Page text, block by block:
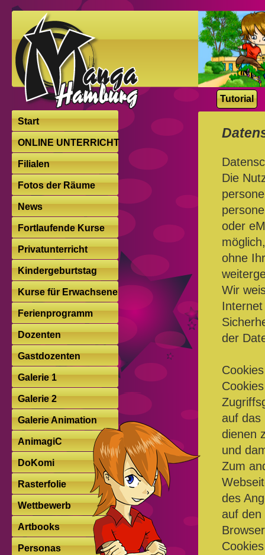
Tutorial
Start
ONLINE UNTERRICHT
Filialen
Fotos der Räume
News
Fortlaufende Kurse
Privatunterricht
Kindergeburtstag
Kurse für Erwachsene
Ferienprogramm
Dozenten
Gastdozenten
Galerie 1
Galerie 2
Galerie Animation
AnimagiC
DoKomi
Rasterfolie
Wettbewerb
Artbooks
Personas
Die
oder
ohne
Wir
der
Cookies
auf das
dienen
und
Zum
des
auf den